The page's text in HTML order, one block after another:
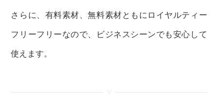
さらに、有料素材、無料素材ともにロイヤルティー
フリーフリーなので、ビジネスシーンでも安心して
使えます。